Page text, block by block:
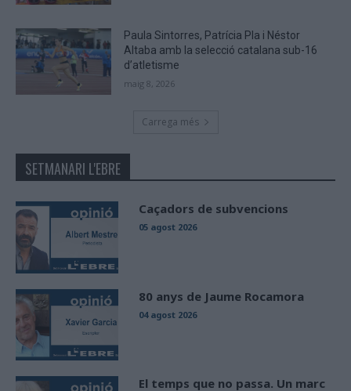
Paula Sintorres, Patrícia Pla i Néstor
Altaba amb la selecció catalana sub-16
d’atletisme
maig 8, 2026
Carrega més
SETMANARI L'EBRE
Caçadors de subvencions
05 agost 2026
80 anys de Jaume Rocamora
04 agost 2026
El temps que no passa. Un marc